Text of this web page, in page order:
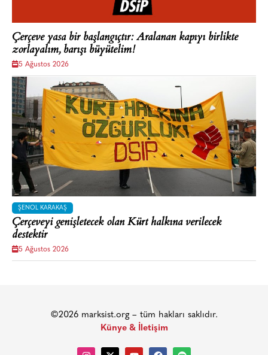
Çerçeve yasa bir başlangıçtır: Aralanan kapıyı birlikte
zorlayalım, barışı büyütelim!
5 Ağustos 2026
ŞENOL KARAKAŞ
Çerçeveyi genişletecek olan Kürt halkına verilecek
destektir
5 Ağustos 2026
©2026 marksist.org – tüm hakları saklıdır.
Künye & İletişim